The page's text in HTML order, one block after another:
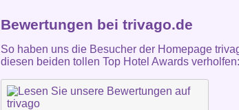
Bewertungen bei trivago.de
So haben uns die Besucher der Homepage
diesen beiden tollen Top Hotel Awards verholfen: